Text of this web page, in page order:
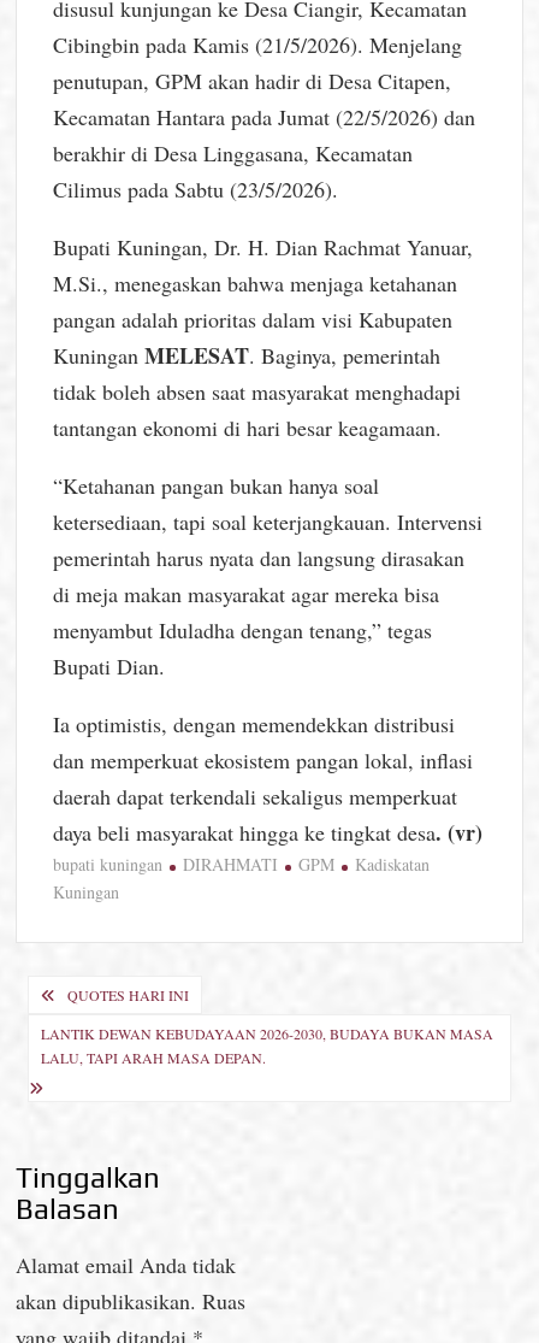
disusul kunjungan ke Desa Ciangir, Kecamatan
Cibingbin pada Kamis (21/5/2026). Menjelang
penutupan, GPM akan hadir di Desa Citapen,
Kecamatan Hantara pada Jumat (22/5/2026) dan
berakhir di Desa Linggasana, Kecamatan
Cilimus pada Sabtu (23/5/2026).
Bupati Kuningan, Dr. H. Dian Rachmat Yanuar,
M.Si., menegaskan bahwa menjaga ketahanan
pangan adalah prioritas dalam visi Kabupaten
KuninganMELESAT. Baginya, pemerintah
tidak boleh absen saat masyarakat menghadapi
tantangan ekonomi di hari besar keagamaan.
“Ketahanan pangan bukan hanya soal
ketersediaan, tapi soal keterjangkauan. Intervensi
pemerintah harus nyata dan langsung dirasakan
di meja makan masyarakat agar mereka bisa
menyambut Iduladha dengan tenang,” tegas
Bupati Dian.
Ia optimistis, dengan memendekkan distribusi
dan memperkuat ekosistem pangan lokal, inflasi
daerah dapat terkendali sekaligus memperkuat
daya beli masyarakat hingga ke tingkat desa. (vr)
bupati kuningan DIRAHMATI GPM
Kadiskatan
Kuningan
Navigasi
pos
QUOTES HARI INI
LANTIK DEWAN KEBUDAYAAN 2026-2030, BUDAYA BUKAN MASA
LALU, TAPI ARAH MASA DEPAN.
Tinggalkan
Balasan
Alamat email Anda tidak
akan dipublikasikan. Ruas